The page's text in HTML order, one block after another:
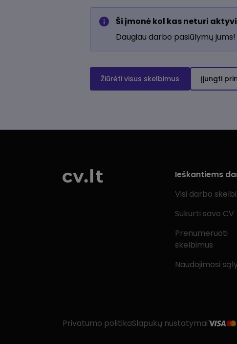
Ši įmonė kol kas neturi
Daugiau darbo pasiūlymų jums!
Žiūrėti visus skelbimus Įjungti
Ieškantiems
Visi darbo
Sukurti savo CV
Prenumeruoti
skelbimus
Naudojimosi
Privatumo politikaSlapukų nustatymai